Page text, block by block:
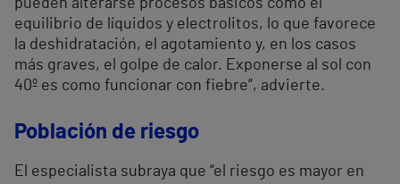
pueden alterarse procesos básicos como el
equilibrio de líquidos y electrolitos, lo que favorece
la deshidratación, el agotamiento y, en los casos
más graves, el golpe de calor. Exponerse al sol con
40º es como funcionar con fiebre”, advierte.
Población de riesgo
El especialista subraya que “el riesgo es mayor en